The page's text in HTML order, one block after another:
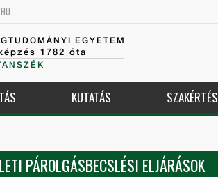
EGYETEM
1782 óta
KUTATÁS SZAKÉRTÉS
PÁROLGÁSBECSLÉSI ELJÁRÁSOK